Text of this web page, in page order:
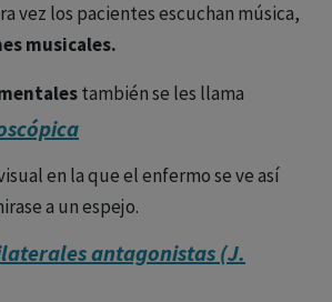
vez los pacientes escuchan música,
musicales.
también se les llama
distinguimos dos características de las
pueden tener una
llegar a ser casi inaudibles, o bien
en la que el enfermo se ve así
a un espejo.
antagonistas (J.